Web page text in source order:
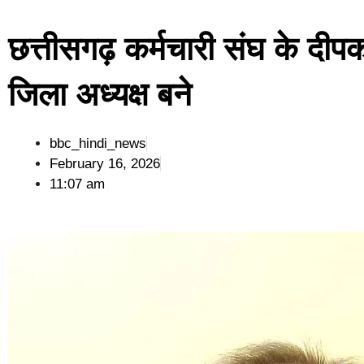
छत्तीसगढ़ कर्मचारी संघ के दीपक
जिला अध्यक्ष बने
bbc_hindi_news
February 16, 2026
11:07 am